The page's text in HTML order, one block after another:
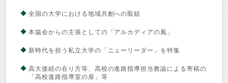
全国の大学における地域共創への取組
本協会からの主張としての「アルカディアの風」
新時代を担う私立大学の「ニューリーダー」を特集
高大接続の在り方等、高校の進路指導担当教諭による寄稿の
「高校進路指導室の扉」等